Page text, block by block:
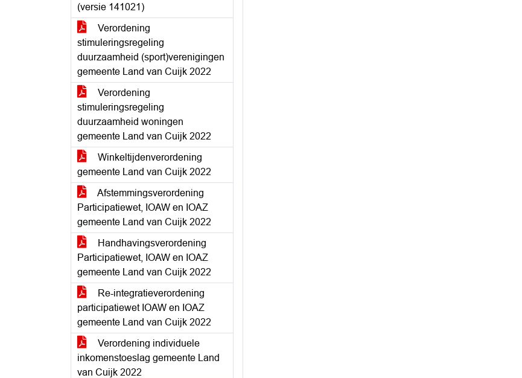
(versie 141021)
Verordening
stimuleringsregeling
duurzaamheid (sport)verenigingen
gemeente Land van Cuijk 2022
Verordening
stimuleringsregeling
duurzaamheid woningen
gemeente Land van Cuijk 2022
Winkeltijdenverordening
gemeente Land van Cuijk 2022
Afstemmingsverordening
Participatiewet, IOAW en IOAZ
gemeente Land van Cuijk 2022
Handhavingsverordening
Participatiewet, IOAW en IOAZ
gemeente Land van Cuijk 2022
Re-integratieverordening
participatiewet IOAW en IOAZ
gemeente Land van Cuijk 2022
Verordening individuele
inkomenstoeslag gemeente Land
van Cuijk 2022